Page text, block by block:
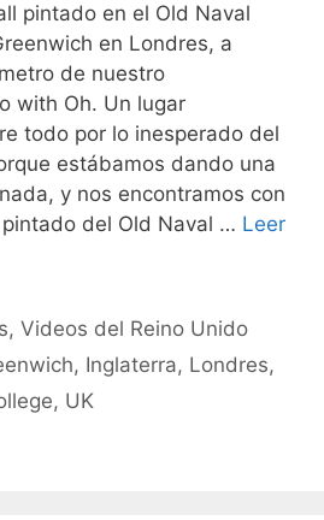
pintado en el Old Naval
en Londres, a
de nuestro
with Oh. Un lugar
todo por lo inesperado del
estábamos dando una
y nos encontramos con
del Old Naval … Leer
,Videos del Reino Unido
, Inglaterra, Londres,
, UK